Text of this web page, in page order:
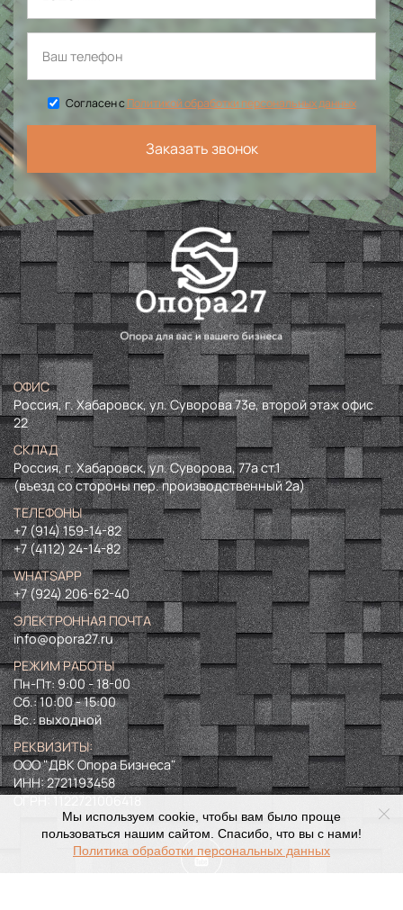
Согласен сПолитикой обработки персональных данных
Заказать звонок
ОФИС
Россия, г. Хабаровск, ул. Суворова 73е, второй этаж офис
22
СКЛАД
Россия, г. Хабаровск, ул. Суворова, 77а ст.1
(въезд со стороны пер. производственный 2а)
ТЕЛЕФОНЫ
+7 (914) 159-14-82
+7 (4112) 24-14-82
WHATSAPP
+7 (924) 206-62-40
ЭЛЕКТРОННАЯ ПОЧТА
info@opora27.ru
РЕЖИМ РАБОТЫ
Пн-Пт: 9:00 - 18-00
Сб.: 10:00 - 15:00
Вс.: выходной
РЕКВИЗИТЫ:
ООО "ДВК Опора Бизнеса"
ИНН:2721193458
ОГРН:1122721006418
Мы используем cookie, чтобы вам было проще
пользоваться нашим сайтом. Спасибо, что вы с нами!
Политика обработки персональных данных